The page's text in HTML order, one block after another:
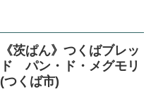
《茨ぱん》つくばブレッ
ド パン・ド・メグモリ
(つくば市)